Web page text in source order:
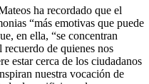
ha recordado que el
“más emotivas que puede
en ella, “se concentran
de quienes nos
estar cerca de los ciudadanos
nuestra vocación de